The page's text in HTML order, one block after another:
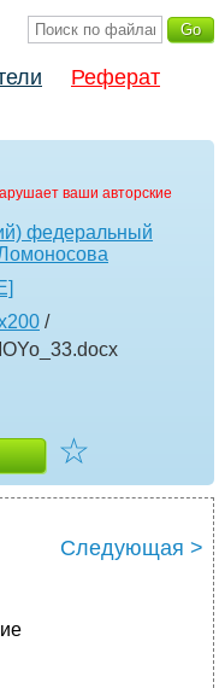
Реферат
ваши авторские
федеральный
/
.docx
☆
Следующая >